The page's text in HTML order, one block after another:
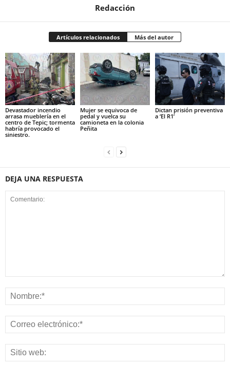
Redacción
Artículos relacionados Más del autor
Devastador incendio
arrasa mueblería en el
centro de Tepic; tormenta
habría provocado el
siniestro.
Mujer se equivoca de
pedal y vuelca su
camioneta en la colonia
Peñita
Dictan prisión preventiva
a ‘El R1’
DEJA UNA RESPUESTA